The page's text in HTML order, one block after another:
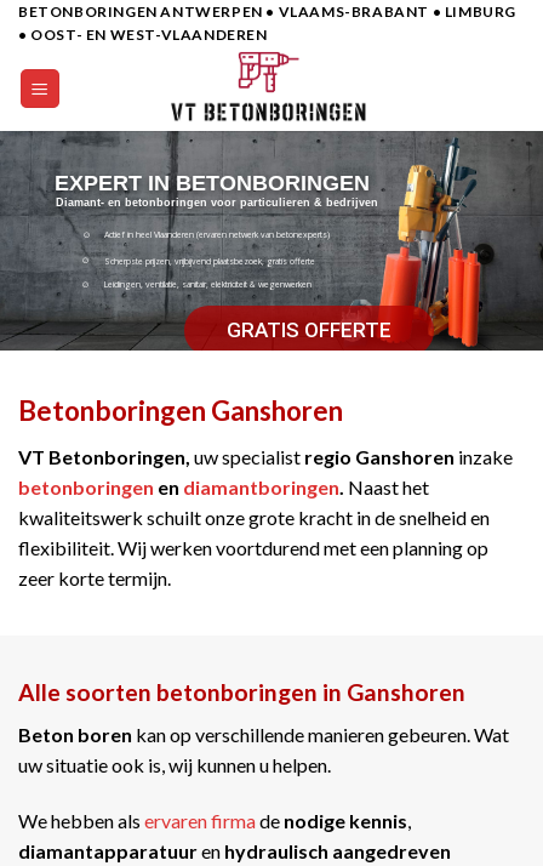
Skip
content
BETONBORINGEN ANTWERPEN • VLAAMS-BRABANT • LIMBURG
• OOST- EN WEST-VLAANDEREN
EXPERT IN BETONBORINGEN
Diamant- en betonboringen voor particulieren & bedrijven
Actief in heel Vlaanderen (ervaren netwerk van betonexperts)
Scherpste prijzen, vrijbijvend plaatsbezoek, gratis offerte
Leidingen, ventilatie, sanitair, elektriciteit & wegenwerken
GRATIS OFFERTE
Betonboringen Ganshoren
VT Betonboringen, uw specialist regio Ganshoren inzake
betonboringen en diamantboringen. Naast het
kwaliteitswerk schuilt onze grote kracht in de snelheid en
flexibiliteit. Wij werken voortdurend met een planning op
zeer korte termijn.
Alle soorten betonboringen in Ganshoren
Beton boren kan op verschillende manieren gebeuren. Wat
uw situatie ook is, wij kunnen u helpen.
We hebben als ervaren firmade nodige kennis
diamantapparatuuren hydraulisch aangedreven